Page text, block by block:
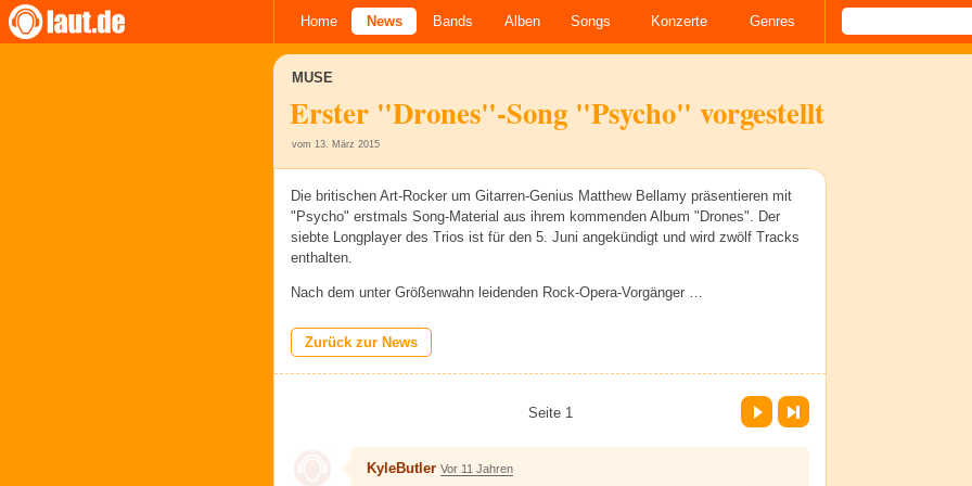
Home News Bands Alben Songs Konzerte Genres
MUSE
Erster "Drones"-Song "Psycho" vorgestellt
vom 13. März 2015
Die britischen Art-Rocker um Gitarren-Genius Matthew Bellamy präsentieren mit
"Psycho" erstmals Song-Material aus ihrem kommenden Album "Drones". Der
siebte Longplayer des Trios ist für den 5. Juni angekündigt und wird zwölf Tracks
enthalten.
Nach dem unter Größenwahn leidenden Rock-Opera-Vorgänger …
Zurück zur News
Seite 1
Vor Letzte Seite
KyleButler Vor 11 Jahren